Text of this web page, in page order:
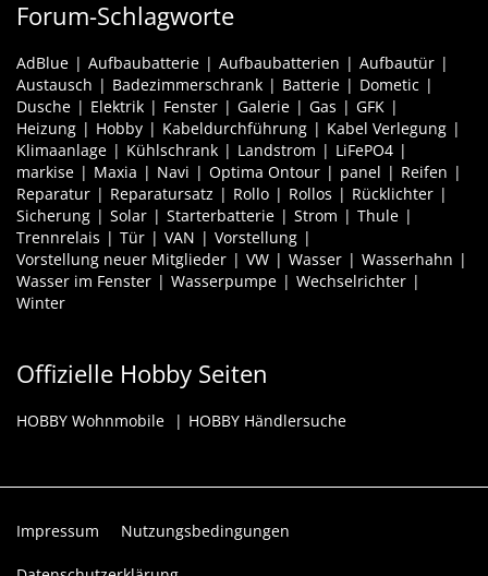
Forum-Schlagworte
AdBlue Aufbaubatterie Aufbaubatterien
Aufbautür
Austausch
Badezimmerschrank Batterie
Dometic
Dusche
Elektrik Fenster Galerie Gas
GFK
Heizung
Hobby Kabeldurchführung
Kabel Verlegung
Klimaanlage
Kühlschrank Landstrom
LiFePO4
markise
Maxia Navi Optima Ontour panel
Reifen
Reparatur
Reparatursatz Rollo Rollos
Rücklichter
Sicherung
Solar Starterbatterie Strom
Thule
Trennrelais
Tür VAN
Vorstellung
Vorstellung neuer Mitglieder
VW Wasser
Wasserhahn
Wasser im Fenster
Wasserpumpe
Wechselrichter
Winter
Offizielle Hobby Seiten
HOBBY Wohnmobile HOBBY Händlersuche
Impressum Nutzungsbedingungen